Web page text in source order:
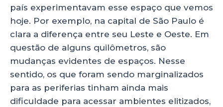
país experimentavam esse espaço que vemos
hoje. Por exemplo, na capital de São Paulo é
clara a diferença entre seu Leste e Oeste. Em
questão de alguns quilômetros, são
mudanças evidentes de espaços. Nesse
sentido, os que foram sendo marginalizados
para as periferias tinham ainda mais
dificuldade para acessar ambientes elitizados,